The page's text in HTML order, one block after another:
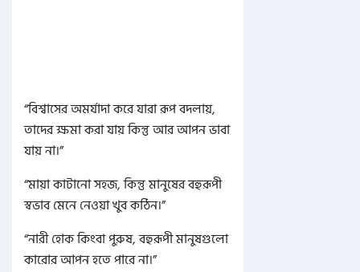
“বিশ্বাসের অমর্যাদা করে যারা রূপ বদলায়,
তাদের ক্ষমা করা যায় কিন্তু আর আপন ভাবা
যায় না।”
“মায়া কাটানো সহজ, কিন্তু মানুষের বহুরূপী
স্বভাব মেনে নেওয়া খুব কঠিন।”
“নারী হোক কিংবা পুরুষ, বহুরূপী মানুষগুলো
কারোর আপন হতে পারে না।”